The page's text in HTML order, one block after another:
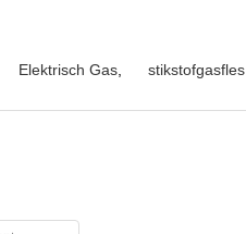
Elektrisch Gas stikstofgasfles